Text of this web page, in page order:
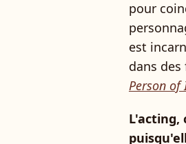
pour
est
dans
Person of
L'acting,